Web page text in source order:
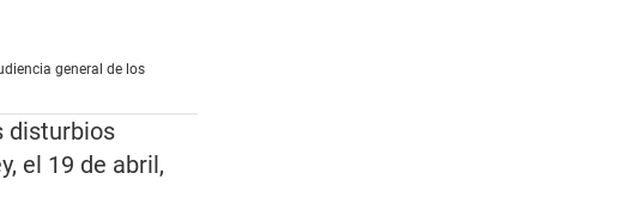
general de los
disturbios
el 19 de abril,